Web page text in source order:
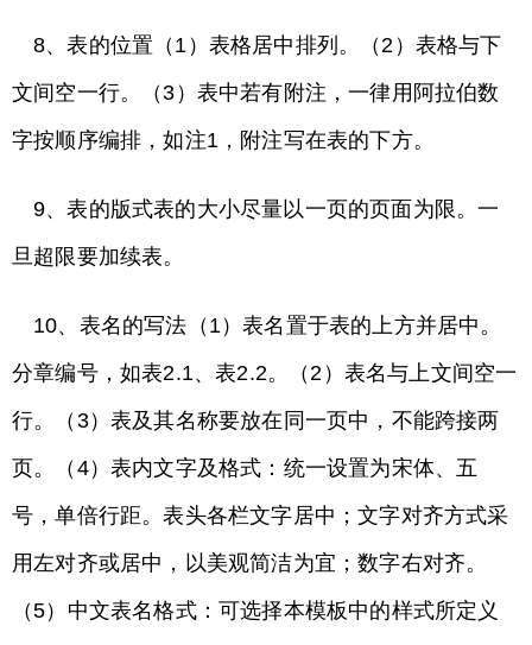
8、表的位置（1）表格居中排列。（2）表格与下
文间空一行。（3）表中若有附注，一律用阿拉伯数
字按顺序编排，如注1，附注写在表的下方。
9、表的版式表的大小尽量以一页的页面为限。一
旦超限要加续表。
10、表名的写法（1）表名置于表的上方并居中。
分章编号，如表2.1、表2.2。（2）表名与上文间空一
行。（3）表及其名称要放在同一页中，不能跨接两
页。（4）表内文字及格式：统一设置为宋体、五
号，单倍行距。表头各栏文字居中；文字对齐方式采
用左对齐或居中，以美观简洁为宜；数字右对齐。
（5）中文表名格式：可选择本模板中的样式所定义